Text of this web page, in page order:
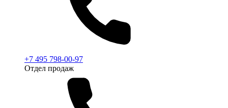
+7 495 798-00-97
Отдел продаж